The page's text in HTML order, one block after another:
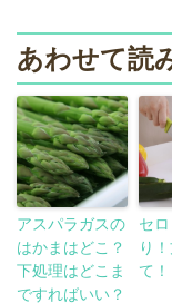
あわせて読
アスパラガスの
はかまはどこ？
下処理はどこま
ですればいい？
セ
り
て！